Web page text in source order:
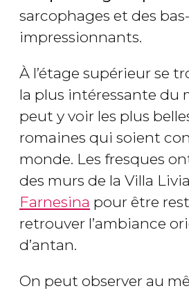
sarcophages et des
impressionnants.
À l’étage supérieur se
la plus intéressante du
peut y voir les plus
romaines qui soient
monde. Les fresques
des murs de la Villa
Farnesina pour être
retrouver l’ambiance
d’antan.
On peut observer au